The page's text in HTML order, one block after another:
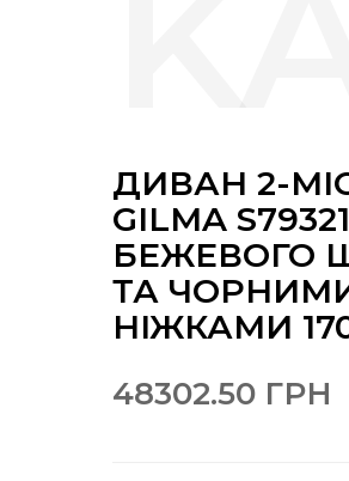
ДИВАН 2-
GILMA
БЕЖЕВОГО
ТА
НІЖКАМИ
48302.50 ГРН